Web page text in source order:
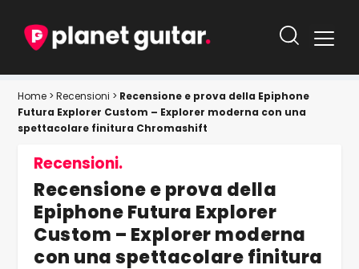
Home >Recensioni > Recensione e prova della Epiphone
Futura Explorer Custom – Explorer moderna con una
spettacolare finitura Chromashift
Recensioni.
Recensione e prova della
Epiphone Futura Explorer
Custom – Explorer moderna
con una spettacolare finitura